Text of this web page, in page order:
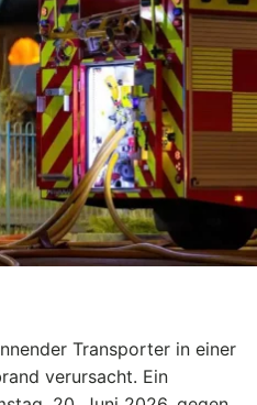
Transporter in einer
verursacht. Ein